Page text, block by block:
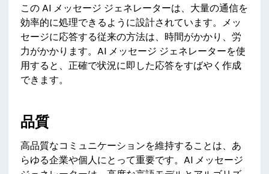
この AI メッセージ ジェネレーターは、大量の通信を
効率的に処理できるように設計されています。メッ
セージに応答する従来の方法は、時間がかかり、労
力がかかります。AI メッセージ ジェネレーターを使
用すると、正確で状況に即した応答をすばやく作成
できます。
品質
高品質なコミュニケーションを維持することは、あ
らゆる企業や個人にとって重要です。AI メッセージ